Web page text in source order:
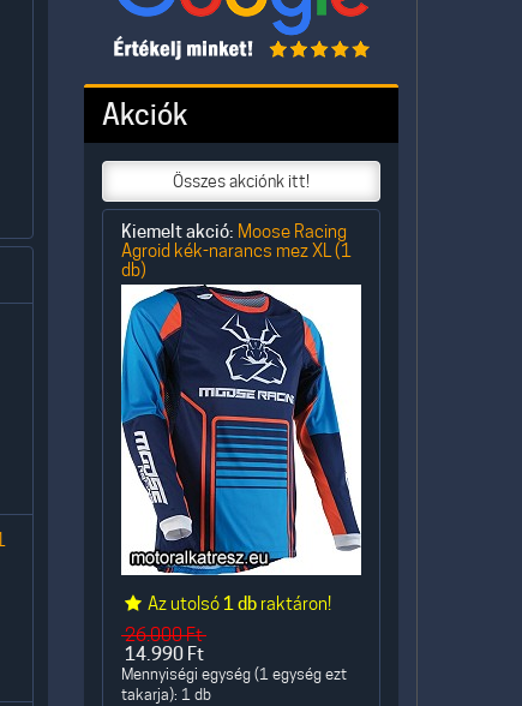
Akciók
Összes akciónk itt!
Kiemelt akció: Moose Racing
Agroid kék-narancs mez XL (1
db)
Az utolsó 1 db raktáron!
26.000Ft
14.990 Ft
Mennyiségi egység (1 egység ezt
takarja): 1 db